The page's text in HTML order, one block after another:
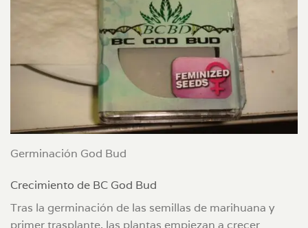
Germinación God Bud
Crecimiento de BC God Bud
Tras la germinación de las semillas de marihuana y
primer trasplante, las plantas empiezan a crecer